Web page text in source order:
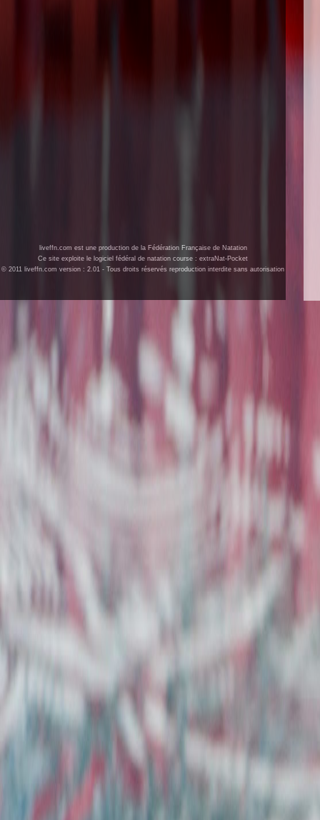
liveffn.com est une production de la Fédération Française de Natation
Ce site exploite le logiciel fédéral de natation course : extraNat-Pocket
© 2011 liveffn.com version : 2.01 - Tous droits réservés reproduction interdite sans autorisation